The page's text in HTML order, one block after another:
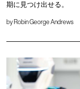
期に見つけ出せる。
by Robin George Andrews